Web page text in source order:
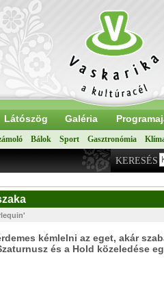
Látószög Galéria
Bálok Sport Gasztronómia
KERESÉS
kémlelni az eget, akár
és a Hold közeledése